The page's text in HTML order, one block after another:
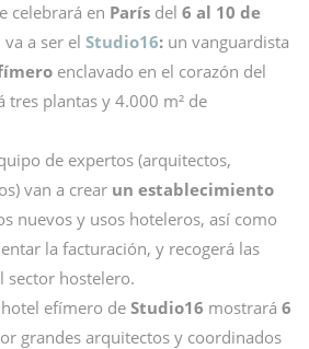
celebrará en París del 6 al 10 de
a ser el Studio16: un vanguardista
enclavado en el corazón del
tres plantas y 4.000 m² de
de expertos (arquitectos,
van a crear un establecimiento
nuevos y usos hoteleros, así como
la facturación, y recogerá las
sector hostelero.
efímero de Studio16 mostrará 6
grandes arquitectos y coordinados